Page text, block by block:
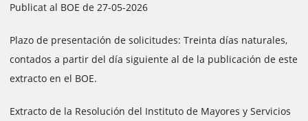
Publicat al BOE de 27-05-2026
Plazo de presentación de solicitudes: Treinta días naturales,
contados a partir del día siguiente al de la publicación de este
extracto en el BOE.
Extracto de la Resolución del Instituto de Mayores y Servicios